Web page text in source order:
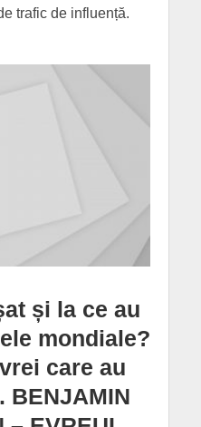
trafic de influență.
și la ce au
mondiale?
care au
BENJAMIN